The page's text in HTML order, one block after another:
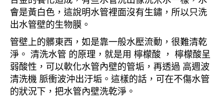
會是黃白色，這說明水管裡面沒有生鏽，所以只洗
出水管壁的生物膜。
管壁上的髒東西，如是靠一般水壓流動，很難清乾
淨。 清洗水管 的原理，就是用 檸檬酸 ， 檸檬酸呈
弱酸性，可以軟化水管內壁的管垢，再透過 高週波
清洗機 脈衝波沖出汙垢。這樣的話，可在不傷水管
的狀況下，把水管內壁洗乾淨。